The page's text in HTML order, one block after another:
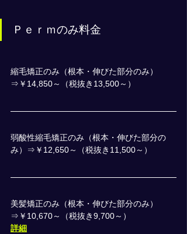
Ｐｅｒｍのみ料金
縮毛矯正のみ（根本・伸びた部分のみ）
⇒￥14,850～（税抜き13,500～）
弱酸性縮毛矯正のみ（根本・伸びた部分の
み）⇒￥12,650～（税抜き11,500～）
美髪矯正のみ（根本・伸びた部分のみ）
⇒￥10,670～（税抜き9,700～）
詳細